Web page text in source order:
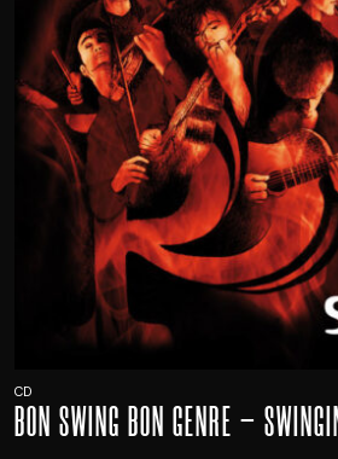
CD
BON SWING BON GENRE –